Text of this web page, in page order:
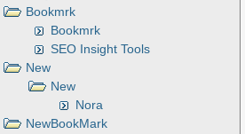
Bookmrk
Bookmrk
SEO Insight Tools
New
New
Nora
NewBookMark